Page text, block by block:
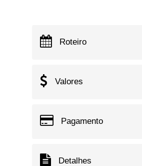
Roteiro
Valores
Pagamento
Detalhes